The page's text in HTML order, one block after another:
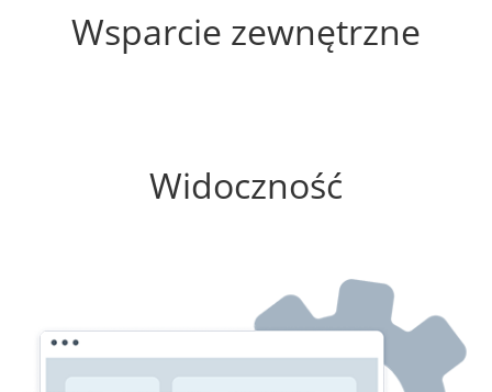
Wsparcie zewnętrzne
Widoczność